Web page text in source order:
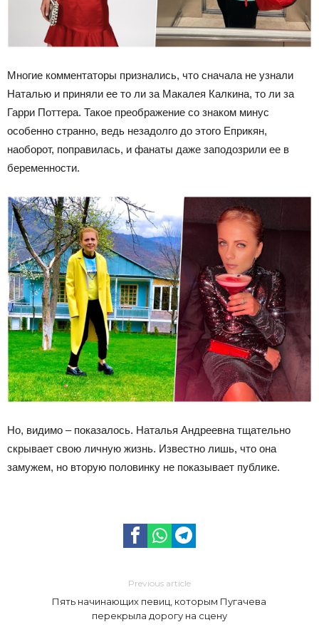
Многие комментаторы признались, что сначала не узнали
Наталью и приняли ее то ли за Макалея Калкина, то ли за
Гарри Поттера. Такое преображение со знаком минус
особенно странно, ведь незадолго до этого Еприкян,
наоборот, поправилась, и фанаты даже заподозрили ее в
беременности.
Но, видимо – показалось. Наталья Андреевна тщательно
скрывает свою личную жизнь. Известно лишь, что она
замужем, но вторую половинку не показывает публике.
Previous article
Пять начинающих певиц, которым Пугачева
перекрыла дорогу на сцену